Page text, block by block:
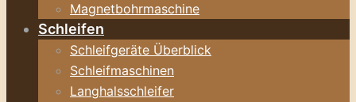
Magnetbohrmaschine
Schleifen
Schleifgeräte Überblick
Schleifmaschinen
Langhalsschleifer